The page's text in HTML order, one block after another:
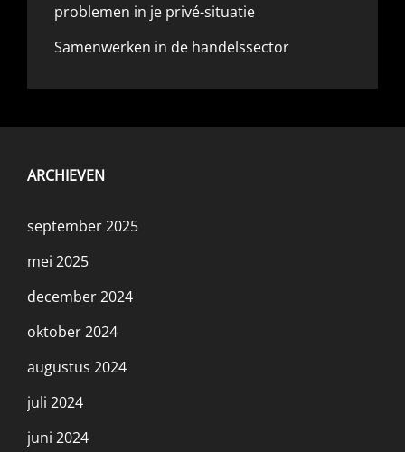
problemen in je privé-situatie
Samenwerken in de handelssector
ARCHIEVEN
september 2025
mei 2025
december 2024
oktober 2024
augustus 2024
juli 2024
juni 2024